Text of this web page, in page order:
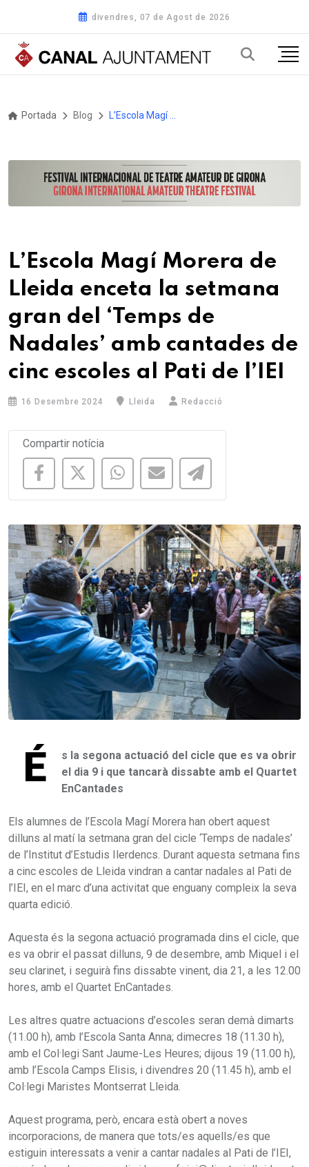
divendres, 07 de Agost de 2026
Portada Blog
L’Escola Magí Morera de
Lleida enceta la setmana
gran del ‘Temps de
Nadales’ amb cantades de
cinc escoles al Pati de l’IEI
16 Desembre 2024 Lleida Redacció
Compartir notícia
É
s la segona actuació del cicle que es va obrir
el dia 9 i que tancarà dissabte amb el Quartet
EnCantades
Els alumnes de l’Escola Magí Morera han obert aquest
dilluns al matí la setmana gran del cicle ‘Temps de nadales’
de l’Institut d’Estudis Ilerdencs. Durant aquesta setmana fins
a cinc escoles de Lleida vindran a cantar nadales al Pati de
l’IEI, en el marc d’una activitat que enguany compleix la seva
quarta edició.
Aquesta és la segona actuació programada dins el cicle, que
es va obrir el passat dilluns, 9 de desembre, amb Miquel i el
seu clarinet, i seguirà fins dissabte vinent, dia 21, a les 12.00
hores, amb el Quartet EnCantades.
Les altres quatre actuacions d’escoles seran demà dimarts
(11.00 h), amb l’Escola Santa Anna; dimecres 18 (11.30 h),
amb el Col·legi Sant Jaume-Les Heures; dijous 19 (11.00 h),
amb l’Escola Camps Elisis, i divendres 20 (11.45 h), amb el
Col·legi Maristes Montserrat Lleida.
Aquest programa, però, encara està obert a noves
incorporacions, de manera que tots/es aquells/es que
estiguin interessats a venir a cantar nadales al Pati de l’IEI,